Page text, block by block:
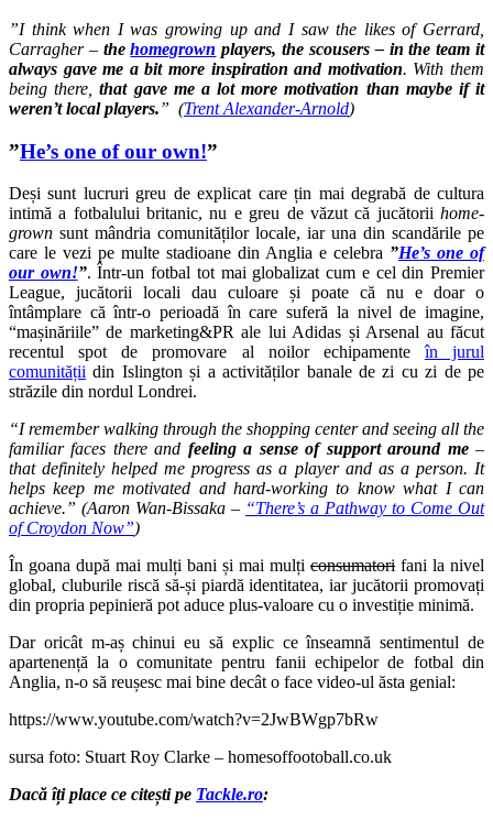
”I think when I was growing up and I saw the likes of Gerrard,
Carragher – thehomegrown players, the scousers – in the team it
always gave me a bit more inspiration and motivation. With them
being there,that gave me a lot more motivation than maybe if it
weren’t local players.” (Trent Alexander-Arnold)
”He’s one of our own!”
Deși sunt lucruri greu de explicat care țin mai degrabă de cultura
intimă a fotbalului britanic, nu e greu de văzut că jucătorii home-
grown sunt mândria comunităților locale, iar una din scandările pe
care le vezi pe multe stadioane din Anglia e celebra ”He’s one of
our own!”. Într-un fotbal tot mai globalizat cum e cel din Premier
League, jucătorii locali dau culoare și poate că nu e doar o
întâmplare că într-o perioadă în care suferă la nivel de imagine,
“mașinăriile” de marketing&PR ale lui Adidas și Arsenal au făcut
recentul spot de promovare al noilor echipamenteîn jurul
comunității din Islington și a activităților banale de zi cu zi de pe
străzile din nordul Londrei.
“I remember walking through the shopping center and seeing all the
familiar faces there and feeling a sense of support around me–
that definitely helped me progress as a player and as a person. It
helps keep me motivated and hard-working to know what I can
achieve.” (Aaron Wan-Bissaka – “There’s a Pathway to Come Out
of Croydon Now”)
În goana după mai mulți bani și mai mulți consumatori fani la nivel
global, cluburile riscă să-și piardă identitatea, iar jucătorii promovați
din propria pepinieră pot aduce plus-valoare cu o investiție minimă.
Dar oricât m-aș chinui eu să explic ce înseamnă sentimentul de
apartenență la o comunitate pentru fanii echipelor de fotbal din
Anglia, n-o să reușesc mai bine decât o face video-ul ăsta genial:
https://www.youtube.com/watch?v=2JwBWgp7bRw
sursa foto: Stuart Roy Clarke – homesoffootoball.co.uk
Dacă îți place ce citești pe Tackle.ro: